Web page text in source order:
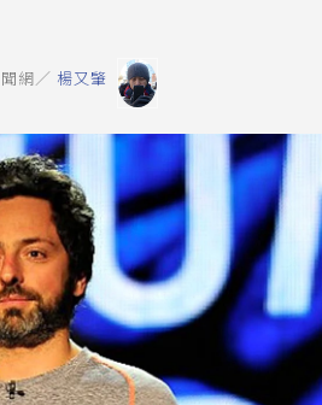
網／ 楊又肇